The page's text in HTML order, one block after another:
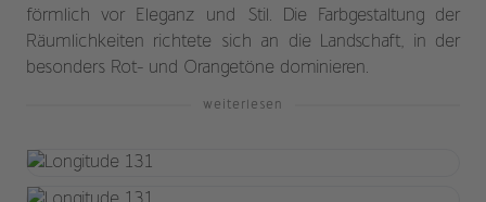
förmlich vor Eleganz und Stil. Die Farbgestaltung der
Räumlichkeiten richtete sich an die Landschaft, in der
besonders Rot- und Orangetöne dominieren.
weiterlesen